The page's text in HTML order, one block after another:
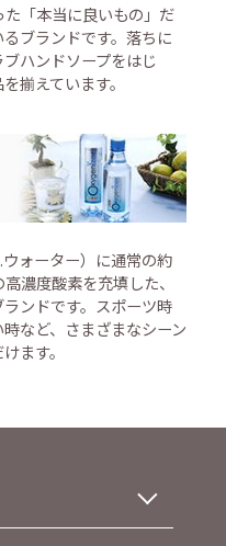
「本当に良いもの」だ
ブランドです。落ちに
ハンドソープをはじ
揃えています。
ォーター）に通常の約
濃度酸素を充填した、
ンドです。スポーツ時
など、さまざまなシーン
ます。